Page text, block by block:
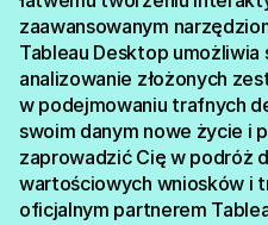
zaawansowanym
Tableau Desktop
analizowanie złożonych
w podejmowaniu trafnych
swoim danym nowe życie i
zaprowadzić Cię w podróż
wartościowych wniosków i
oficjalnym partnerem